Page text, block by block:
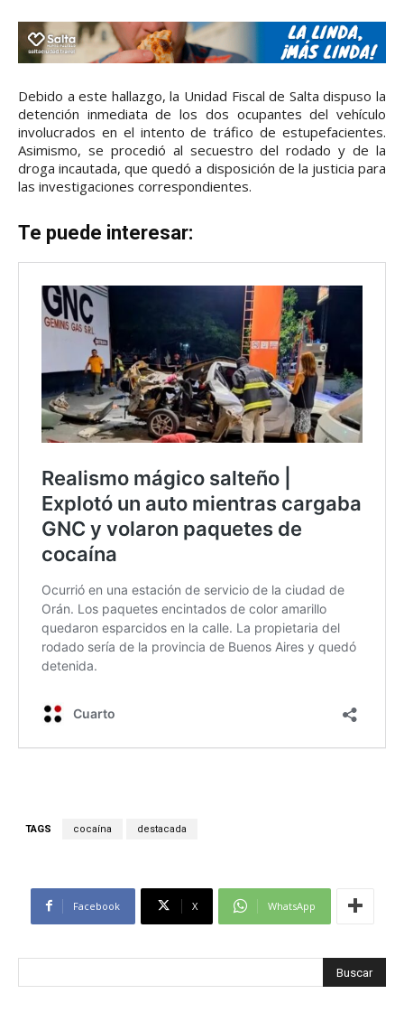
Debido a este hallazgo, la Unidad Fiscal de Salta dispuso la
detención inmediata de los dos ocupantes del vehículo
involucrados en el intento de tráfico de estupefacientes.
Asimismo, se procedió al secuestro del rodado y de la
droga incautada, que quedó a disposición de la justicia para
las investigaciones correspondientes.
Te puede interesar:
TAGS cocaína destacada
Facebook X WhatsApp